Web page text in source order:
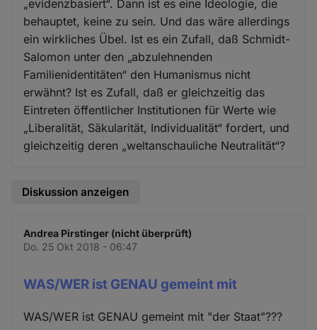
„evidenzbasiert“. Dann ist es eine Ideologie, die
behauptet, keine zu sein. Und das wäre allerdings
ein wirkliches Übel. Ist es ein Zufall, daß Schmidt-
Salomon unter den „abzulehnenden
Familienidentitäten“ den Humanismus nicht
erwähnt? Ist es Zufall, daß er gleichzeitig das
Eintreten öffentlicher Institutionen für Werte wie
„Liberalität, Säkularität, Individualität“ fordert, und
gleichzeitig deren „weltanschauliche Neutralität“?
Diskussion anzeigen
Andrea Pirstinger (nicht überprüft)
Do. 25 Okt 2018 - 06:47
WAS/WER ist GENAU gemeint mit
WAS/WER ist GENAU gemeint mit "der Staat"???